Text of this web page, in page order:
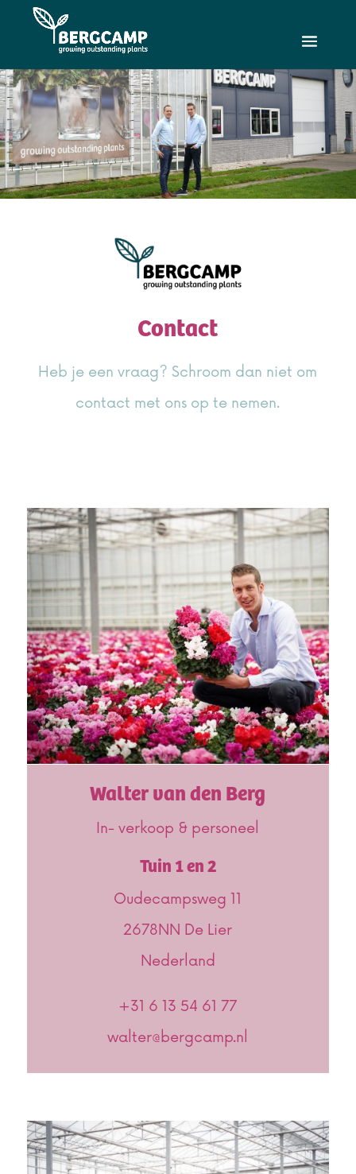
Contact
Heb je een vraag? Schroom dan niet om
contact met ons op te nemen.
Walter van den Berg
In- verkoop & personeel
Tuin 1 en 2
Oudecampsweg 11
2678NN De Lier
Nederland
+31 6 13 54 61 77
walter@bergcamp.nl